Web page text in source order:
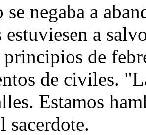
negaba a
estuviesen a
principios de
de civiles.
Estamos
sacerdote.